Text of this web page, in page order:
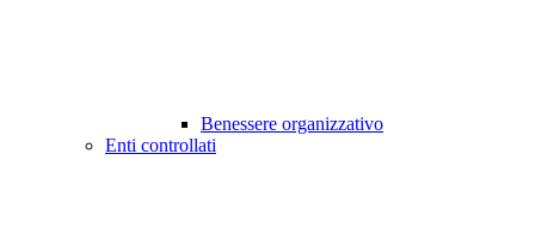
Benessere organizzativo
Enti controllati